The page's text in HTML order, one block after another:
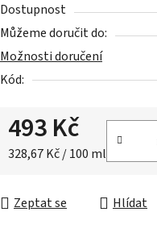
5
hvězdiček.
Dostupnost
Můžeme doručit do:
Možnosti doručení
Kód:
493 Kč
Měrná cena:
328,67 Kč / 100 ml
Zeptat se Hlídat